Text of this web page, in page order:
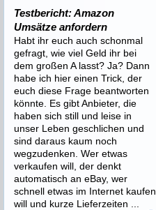
Testbericht: Amazon
Umsätze anfordern
Habt ihr euch auch schonmal
gefragt, wie viel Geld ihr bei
dem großen A lasst? Ja? Dann
habe ich hier einen Trick, der
euch diese Frage beantworten
könnte. Es gibt Anbieter, die
haben sich still und leise in
unser Leben geschlichen und
sind daraus kaum noch
wegzudenken. Wer etwas
verkaufen will, der denkt
automatisch an eBay, wer
schnell etwas im Internet kaufen
will und kurze Lieferzeiten ...